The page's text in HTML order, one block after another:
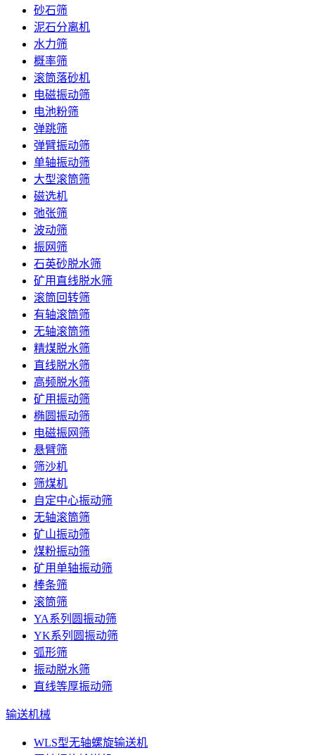
砂石筛
泥石分离机
水力筛
概率筛
滚筒落砂机
电磁振动筛
电池粉筛
弹跳筛
弹臂振动筛
单轴振动筛
大型滚筒筛
磁选机
弛张筛
波动筛
振网筛
石英砂脱水筛
矿用直线脱水筛
滚筒回转筛
有轴滚筒筛
无轴滚筒筛
精煤脱水筛
直线脱水筛
高频脱水筛
矿用振动筛
椭圆振动筛
电磁振网筛
悬臂筛
筛沙机
筛煤机
自定中心振动筛
无轴滚筒筛
矿山振动筛
煤粉振动筛
矿用单轴振动筛
棒条筛
滚筒筛
YA系列圆振动筛
YK系列圆振动筛
弧形筛
振动脱水筛
直线等厚振动筛
输送机械
WLS型无轴螺旋输送机